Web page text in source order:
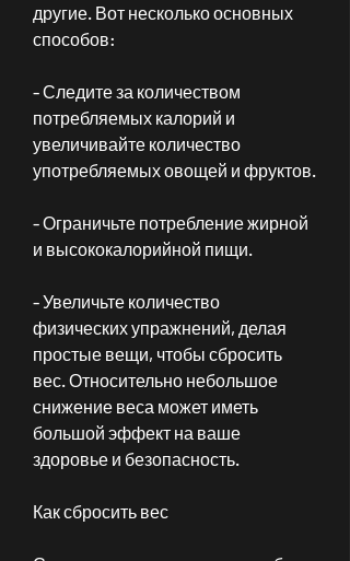
другие. Вот несколько основных
способов:
- Следите за количеством
потребляемых калорий и
увеличивайте количество
употребляемых овощей и фруктов.
- Ограничьте потребление жирной
и высококалорийной пищи.
- Увеличьте количество
физических упражнений, делая
простые вещи, чтобы сбросить
вес. Относительно небольшое
снижение веса может иметь
большой эффект на ваше
здоровье и безопасность.
Как сбросить вес